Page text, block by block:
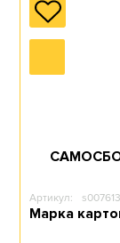
Артикул: s007613
Марка